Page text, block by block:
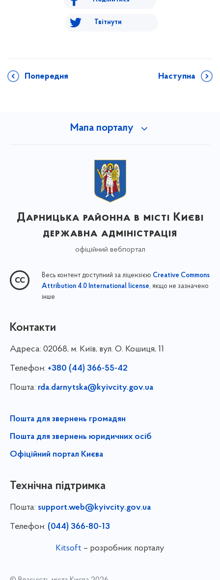
Твітнути
Попередня Наступна
Мапа порталу
Дарницька районна в місті Києві
державна адміністрація
офіційний вебпортал
Весь контент доступний за ліцензією Creative Commons
Attribution 4.0 International license, якщо не зазначено
інше
Контакти
Адреса: 02068, м. Київ, вул. О. Кошиця, 11
Телефон: +380 (44) 366-55-42
Пошта: rda.darnytska@kyivcity.gov.ua
Пошта для звернень громадян
Пошта для звернень юридичних осіб
Офіційний портал Києва
Технічна підтримка
Пошта: support.web@kyivcity.gov.ua
Телефон: (044) 366-80-13
Kitsoft – розробник порталу